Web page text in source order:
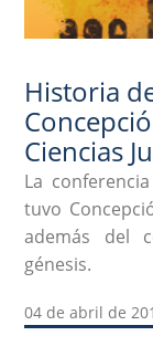
Historia
Ciencias
La
tuvo
además del
génesis.
04 de abril de